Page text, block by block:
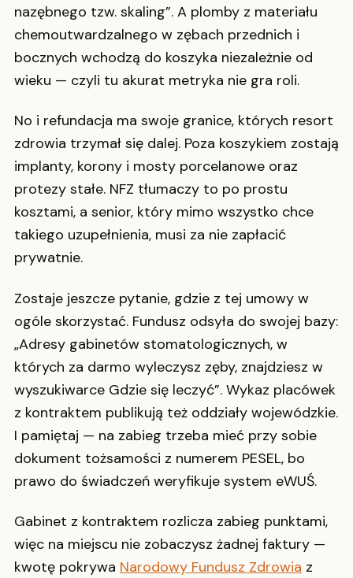
nazębnego tzw. skaling”. A plomby z materiału
chemoutwardzalnego w zębach przednich i
bocznych wchodzą do koszyka niezależnie od
wieku — czyli tu akurat metryka nie gra roli.
No i refundacja ma swoje granice, których resort
zdrowia trzymał się dalej. Poza koszykiem zostają
implanty, korony i mosty porcelanowe oraz
protezy stałe. NFZ tłumaczy to po prostu
kosztami, a senior, który mimo wszystko chce
takiego uzupełnienia, musi za nie zapłacić
prywatnie.
Zostaje jeszcze pytanie, gdzie z tej umowy w
ogóle skorzystać. Fundusz odsyła do swojej bazy:
„Adresy gabinetów stomatologicznych, w
których za darmo wyleczysz zęby, znajdziesz w
wyszukiwarce Gdzie się leczyć”. Wykaz placówek
z kontraktem publikują też oddziały wojewódzkie.
I pamiętaj — na zabieg trzeba mieć przy sobie
dokument tożsamości z numerem PESEL, bo
prawo do świadczeń weryfikuje system eWUŚ.
Gabinet z kontraktem rozlicza zabieg punktami,
więc na miejscu nie zobaczysz żadnej faktury —
kwotę pokrywa Narodowy Fundusz Zdrowia z